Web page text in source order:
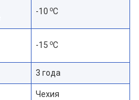
-10 oC
-15 oC
3 года
Чехия